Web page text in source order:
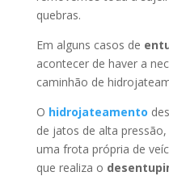
quebras.
Em alguns casos de
acontecer de haver a
caminhão de
O hidrojateamento
de jatos de alta
uma frota própria de
que realiza o